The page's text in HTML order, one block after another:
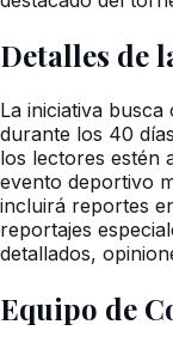
Detalles de
La iniciativa
durante los 40
los lectores estén
evento deportivo
incluirá reportes
reportajes
detallados,
Equipo de